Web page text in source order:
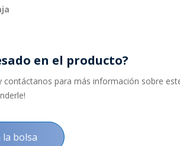
en el producto?
contáctanos para más información sobre
bolsa